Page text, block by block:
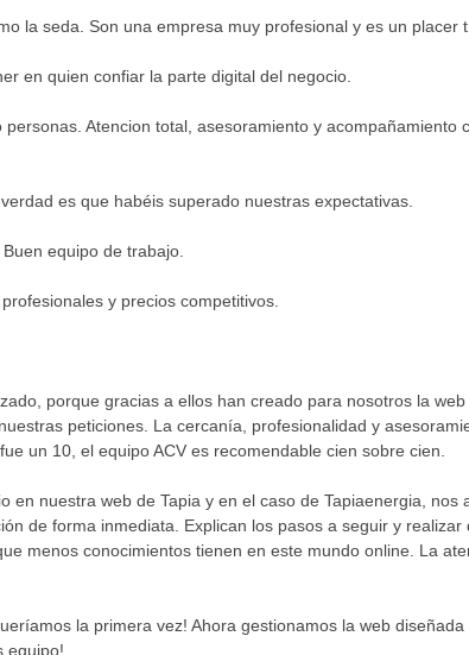
la seda. Son una empresa muy profesional y es un placer
en quien confiar la parte digital del negocio.
Atencion total, asesoramiento y acompañamiento
es que habéis superado nuestras expectativas.
equipo de trabajo.
y precios competitivos.
porque gracias a ellos han creado para nosotros la
peticiones. La cercanía, profesionalidad y
un 10, el equipo ACV es recomendable cien sobre cien.
en nuestra web de Tapia y en el caso de Tapiaenergia,
de forma inmediata. Explican los pasos a seguir y realizar
menos conocimientos tienen en este mundo online. La
la primera vez! Ahora gestionamos la web
equipo!